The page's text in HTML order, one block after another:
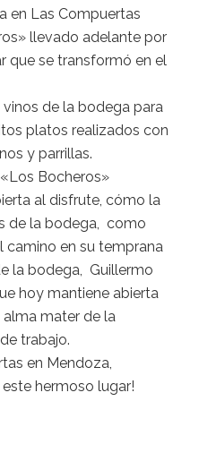
en Las Compuertas
llevado adelante por
que se transformó en el
de la bodega para
platos realizados con
y parrillas.
Bocheros»
al disfrute, cómo la
de la bodega, como
camino en su temprana
la bodega, Guillermo
hoy mantiene abierta
alma mater de la
trabajo.
en Mendoza,
hermoso lugar!